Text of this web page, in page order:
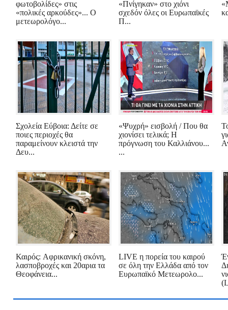
φωτοβολίδες» στις
«πολικές αρκούδες»... Ο
μετεωρολόγο...
«Πνίγηκαν» στο χιόνι
σχεδόν όλες οι Ευρωπαϊκές
Π...
Σχολεία Εύβοια: Δείτε σε
ποιες περιοχές θα
παραμείνουν κλειστά την
Δευ...
«Ψυχρή» εισβολή / Που θα
χιονίσει τελικά; Η
πρόγνωση του Καλλιάνου...
...
Καιρός: Aφρικανική σκόνη,
λασποβροχές και 20αρια τα
Θεοφάνεια...
LIVE η πορεία του καιρού
σε όλη την Ελλάδα από τον
Ευρωπαϊκό Μετεωρολο...